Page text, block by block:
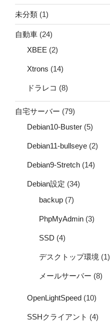
未分類 (1)
自動車 (24)
XBEE (2)
Xtrons (14)
ドラレコ (8)
自宅サーバー (79)
Debian10-Buster (5)
Debian11-bullseye (2)
Debian9-Stretch (14)
Debian設定 (34)
backup (7)
PhpMyAdmin (3)
SSD (4)
デスクトップ環境 (1)
メールサーバー (8)
OpenLightSpeed (10)
SSHクライアント (4)